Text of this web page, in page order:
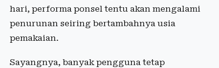
hari, performa ponsel tentu akan mengalami
penurunan seiring bertambahnya usia
pemakaian.
Sayangnya, banyak pengguna tetap